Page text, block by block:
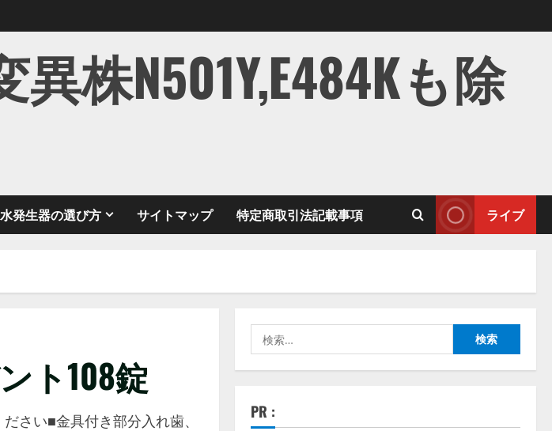
株N501Y,E484Kも除
発生器の選び方 サイトマップ 特定商取引法記載事項 ライブ
ト108錠
さい■金具付き部分入れ歯、
索:
PR :